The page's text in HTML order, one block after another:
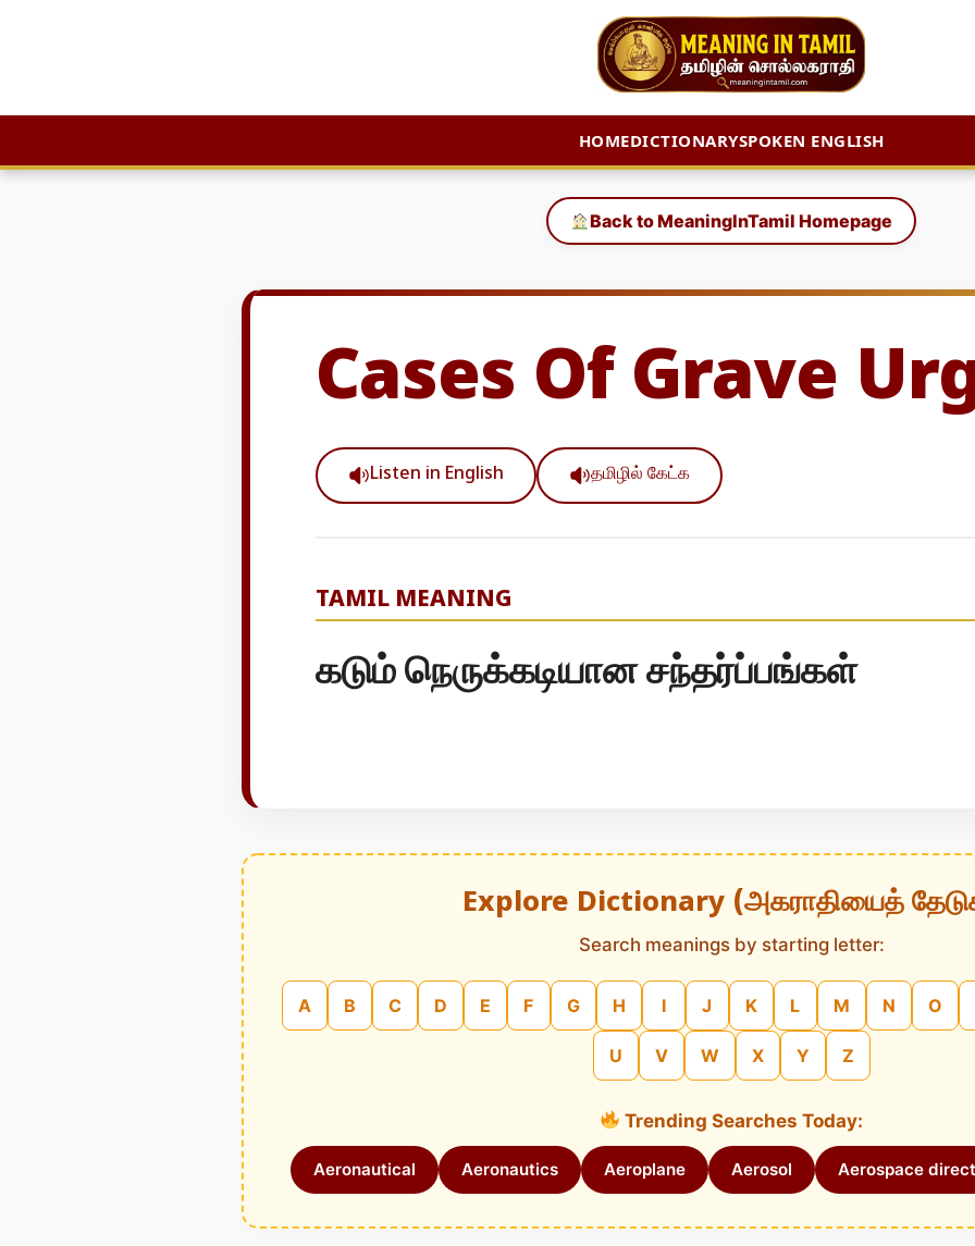
HOMEDICTIONARYSPOKEN ENGLISH
Back to MeaningInTamil Homepage
Cases Of Grave
Listen in English தமிழில் கேட்க
TAMIL MEANING
கடும் நெருக்கடியான சந்தர்ப்பங்கள்
Explore Dictionary (அகராதியைத்
Search meanings by starting letter:
A B C D E F G H I J K L M N O
U V W X Y Z
Trending Searches Today:
Aeronautical Aeronautics Aeroplane Aerosol Aerospace